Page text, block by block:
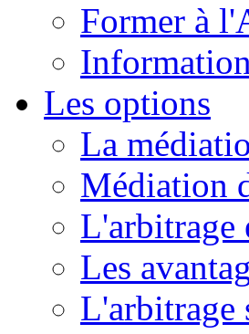
Former à
Les options
La
Médiation
L'arbitrage
Les